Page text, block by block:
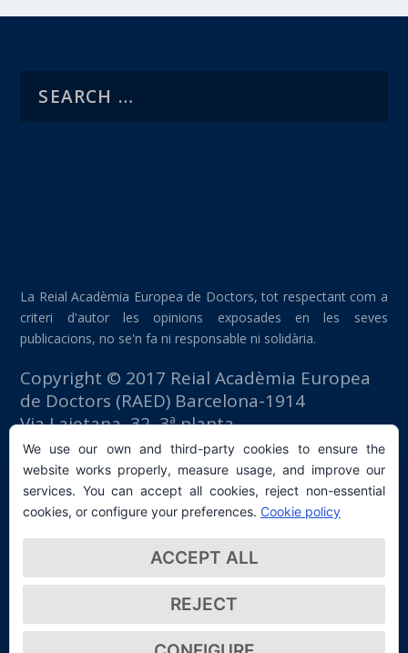
La Reial Acadèmia Europea de Doctors, tot respectant com a
criteri d'autor les opinions exposades en les seves
publicacions, no se'n fa ni responsable ni solidària.
Copyright © 2017 Reial Acadèmia Europea
de Doctors (RAED) Barcelona-1914
Via Laietana, 32, 3ª planta
Edifici Foment del Treball
08003 Barcelona (España)
tlf: +34 93 667 40 54
secretaria@raed.academy
Contacte i subscripció a la Newsletter
Política de privacitat
We use our own and third-party cookies to ensure the
website works properly, measure usage, and improve our
services. You can accept all cookies, reject non-essential
cookies, or configure your preferences. Cookie policy
ACCEPT ALL
REJECT